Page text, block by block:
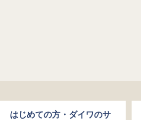
はじめての方・ダイワのサ